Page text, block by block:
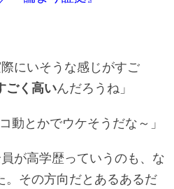
際にいそうな感じがすご
ごく高いんだろうね」
コ動とかでウケそうだな～」
員が高学歴っていうのも、な
。その方向だとあるあるだ